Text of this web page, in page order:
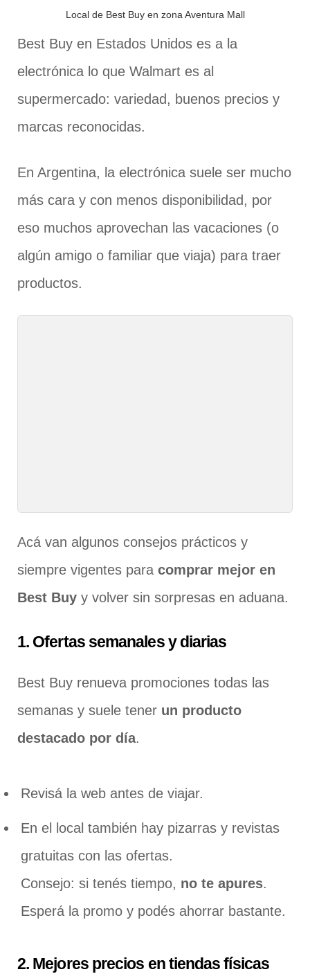
Local de Best Buy en zona Aventura Mall
Best Buy en Estados Unidos es a la
electrónica lo que Walmart es al
supermercado: variedad, buenos precios y
marcas reconocidas.
En Argentina, la electrónica suele ser mucho
más cara y con menos disponibilidad, por
eso muchos aprovechan las vacaciones (o
algún amigo o familiar que viaja) para traer
productos.
Acá van algunos consejos prácticos y
siempre vigentes para comprar mejor en
Best Buy y volver sin sorpresas en aduana.
1. Ofertas semanales y diarias
Best Buy renueva promociones todas las
semanas y suele tener un producto
destacado por día.
Revisá la web antes de viajar.
En el local también hay pizarras y revistas
gratuitas con las ofertas.
Consejo: si tenés tiempo, no te apures.
Esperá la promo y podés ahorrar bastante.
2. Mejores precios en tiendas físicas